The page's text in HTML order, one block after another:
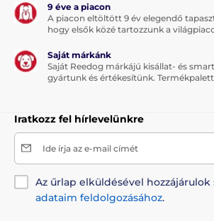
9 éve a piacon
A piacon eltöltött 9 év elegendő
hogy elsők közé tartozzunk a
Saját márkánk
Saját Reedog márkájú kisállat- és
gyártunk és értékesítünk.
Iratkozz fel hírlevelünkre
Ide írja az e-mail címét
Az űrlap elküldésével hozzájárulok
adataim feldolgozásához.